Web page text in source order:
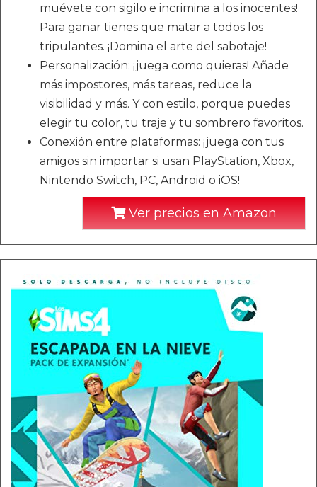
muévete con sigilo e incrimina a los inocentes!
Para ganar tienes que matar a todos los
tripulantes. ¡Domina el arte del sabotaje!
Personalización: ¡juega como quieras! Añade
más impostores, más tareas, reduce la
visibilidad y más. Y con estilo, porque puedes
elegir tu color, tu traje y tu sombrero favoritos.
Conexión entre plataformas: ¡juega con tus
amigos sin importar si usan PlayStation, Xbox,
Nintendo Switch, PC, Android o iOS!
Ver precios en Amazon